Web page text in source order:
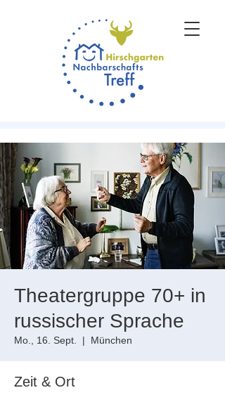
Theatergruppe 70+ in
russischer Sprache
Mo., 16. Sept.
  |
München
Zeit & Ort